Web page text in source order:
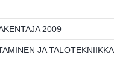
2009
JA TALOTEKNIIKKA